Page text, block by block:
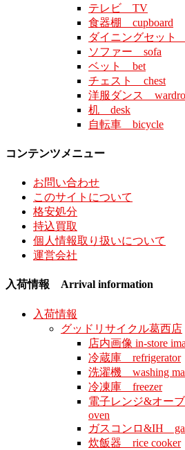
テレビ TV
食器棚 cupboard
ダイニングセット
ソファー sofa
ベット bet
チェスト chest
洋服ダンス
机 desk
自転車 bicycle
コンテンツメニュー
お問い合わせ
このサイトについて
格安処分
持込買取
個人情報取り扱いについて
運営会社
入荷情報 Arrival information
入荷情報
グッドリサイクル葛西店
店内画像 in-store
冷蔵庫 refrigerator
洗濯機 washing
冷凍庫 freezer
電子レンジ&オー
oven
ガスコンロ&IH
炊飯器 rice cooker